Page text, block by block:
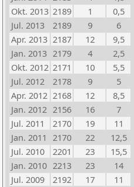
Okt. 2013 2189 1
0,5
Jul. 2013
2189 9
6
Apr. 2013 2187 12
9,5
Jan. 2013 2179 4
2,5
Okt. 2012 2171 10
5,5
Jul. 2012
2178 9
5
Apr. 2012 2168 12
8,5
Jan. 2012 2156 16
7
Jul. 2011
2170 19
11
Jan. 2011 2170 22
12,5
Jul. 2010
2201 23
15,5
Jan. 2010 2213 23
14
Jul. 2009
2192 17
11